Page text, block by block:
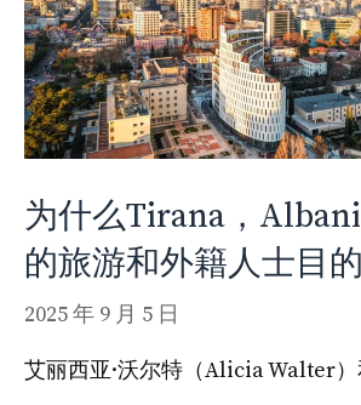
为什么Tirana，
的旅游和外籍人士目
2025 年 9 月 5 日
艾丽西亚·沃尔特（Alicia Walter